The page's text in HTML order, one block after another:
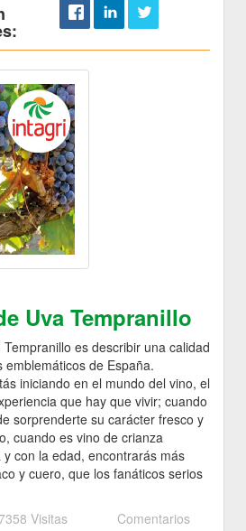
Uva Tempranillo
es describir una calidad
de España.
iniciando en el mundo del vino, el
que hay que vivir; cuando
sorprenderte su carácter fresco y
cuando es vino de crianza
con la edad, encontrarás más
y cuero, que los fanáticos serios
Visitas Comentarios